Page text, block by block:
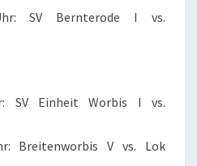
SV Bernterode I vs.
SV Einheit Worbis I vs.
Breitenworbis V vs. Lok